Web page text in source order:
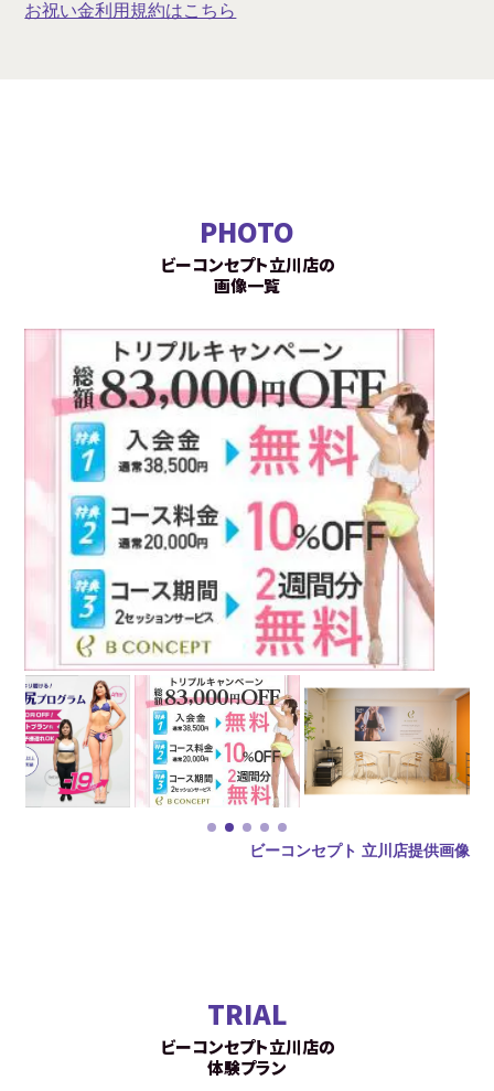
お祝い金利用規約はこちら
PHOTO
ビーコンセプト立川店の
画像一覧
ビーコンセプト 立川店提供画像
TRIAL
ビーコンセプト立川店の
体験プラン